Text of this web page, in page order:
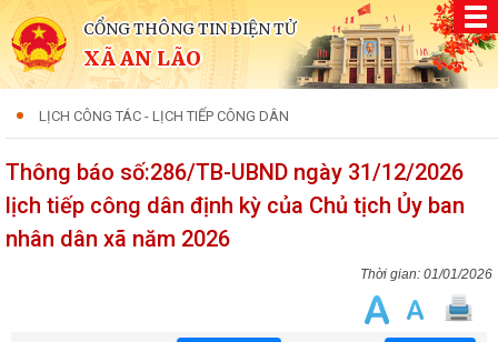
CỔNG THÔNG TIN ĐIỆN TỬ
XÃ AN LÃO
LỊCH CÔNG TÁC - LỊCH TIẾP CÔNG DÂN
Thông báo số:286/TB-UBND ngày 31/12/2026
lịch tiếp công dân định kỳ của Chủ tịch Ủy ban
nhân dân xã năm 2026
01/01/2026